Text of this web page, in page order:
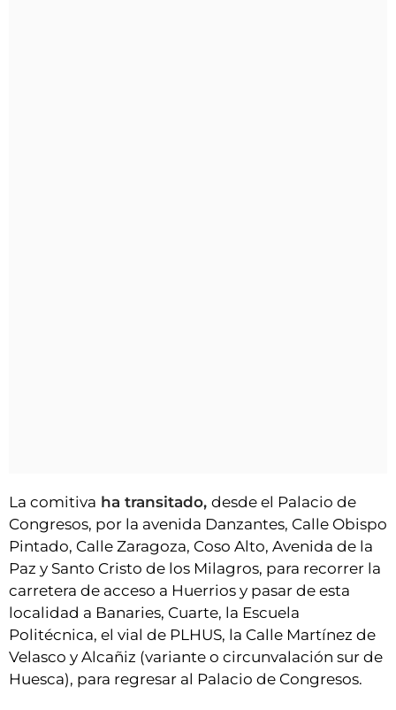
La comitiva ha transitado, desde el Palacio de
Congresos, por la avenida Danzantes, Calle Obispo
Pintado, Calle Zaragoza, Coso Alto, Avenida de la
Paz y Santo Cristo de los Milagros, para recorrer la
carretera de acceso a Huerrios y pasar de esta
localidad a Banaries, Cuarte, la Escuela
Politécnica, el vial de PLHUS, la Calle Martínez de
Velasco y Alcañiz (variante o circunvalación sur de
Huesca), para regresar al Palacio de Congresos.